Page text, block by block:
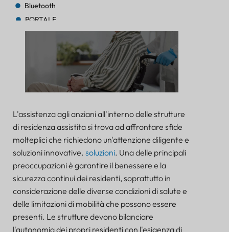
Bluetooth
PORTALE
TRACKER
Bluetooth AoA
Bluetooth
Bluetooth
PORTALE
TRACKER
FARO
SENSORE
L'assistenza agli anziani all'interno delle strutture
di residenza assistita si trova ad affrontare sfide
molteplici che richiedono un'attenzione diligente e
soluzioni innovative. soluzioni. Una delle principali
preoccupazioni è garantire il benessere e la
sicurezza continui dei residenti, soprattutto in
considerazione delle diverse condizioni di salute e
delle limitazioni di mobilità che possono essere
presenti. Le strutture devono bilanciare
l'autonomia dei propri residenti con l'esigenza di